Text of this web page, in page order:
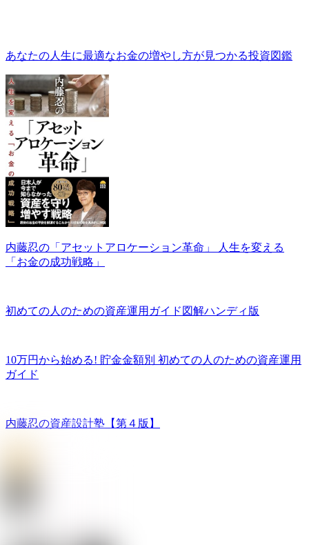
あなたの人生に最適なお金の増やし方が見つかる投資図鑑
内藤忍の「アセットアロケーション革命」 人生を変える
「お金の成功戦略」
初めての人のための資産運用ガイド図解ハンディ版
10万円から始める! 貯金金額別 初めての人のための資産運用
ガイド
内藤忍の資産設計塾【第４版】